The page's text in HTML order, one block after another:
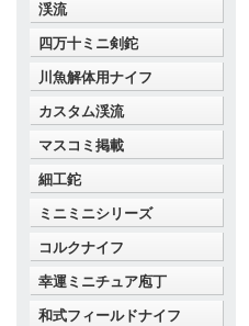
渓流
四万十ミニ剣鉈
川魚解体用ナイフ
カスタム渓流
マスコミ掲載
細工鉈
ミニミニシリーズ
コルクナイフ
幸運ミニチュア庖丁
和式フィールドナイフ